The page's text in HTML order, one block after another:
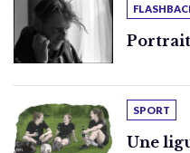
SPORT
Une